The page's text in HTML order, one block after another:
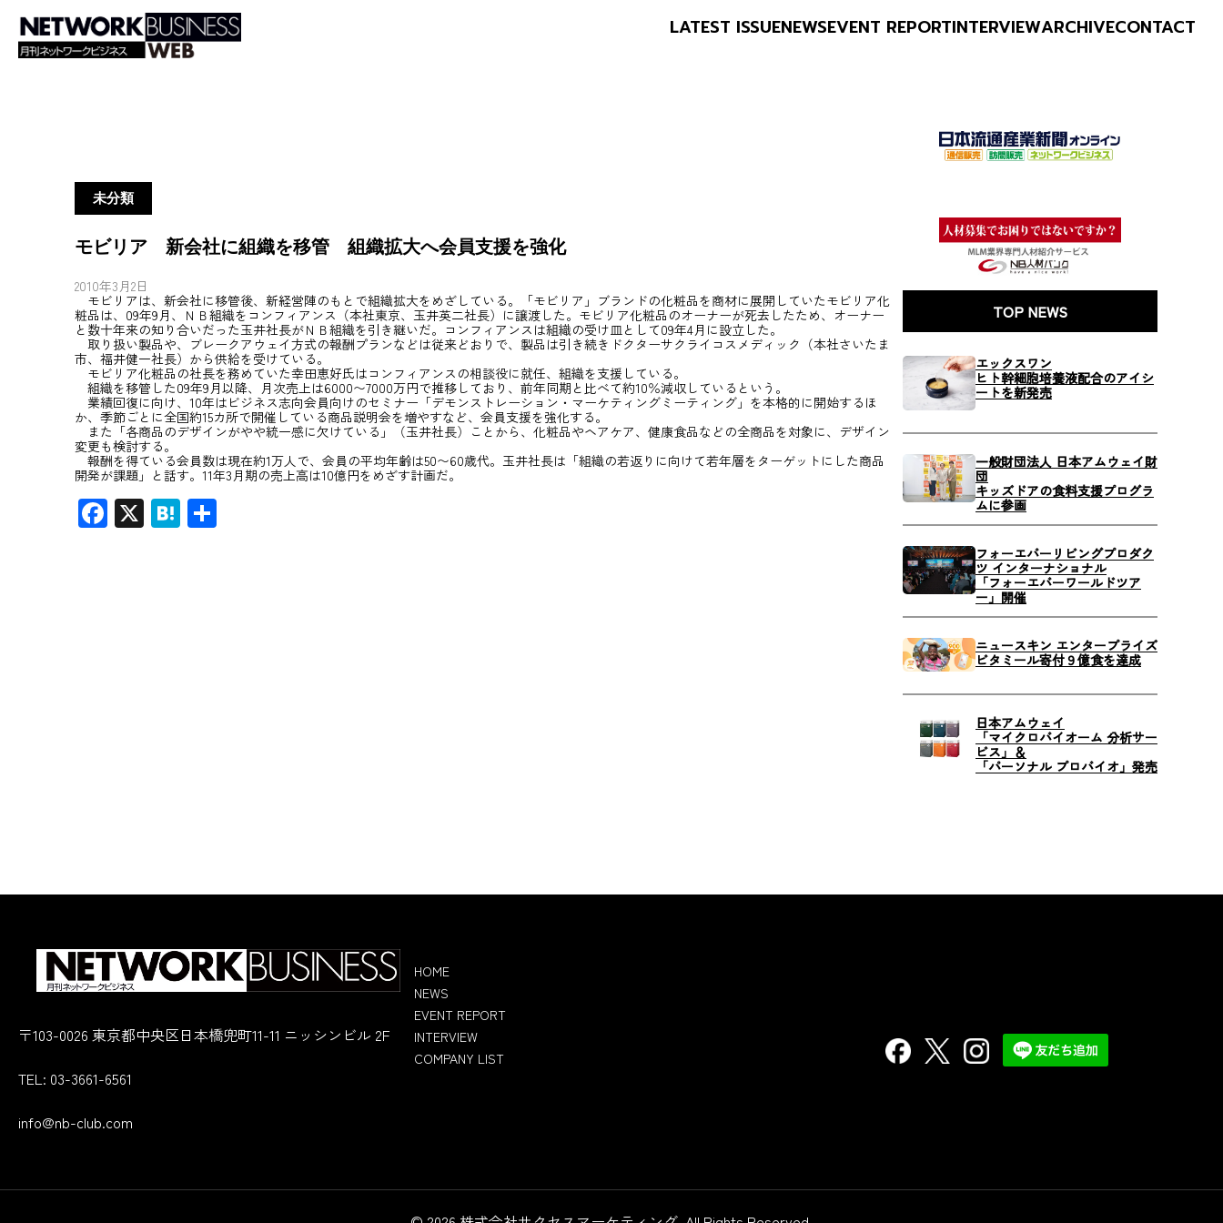
LATEST ISSUENEWSEVENT REPORTINTERVIEWARCHIVECONTACT
未分類
モビリア 新会社に組織を移管 組織拡大へ会員支援を強化
2010年3月2日
モビリアは、新会社に移管後、新経営陣のもとで組織拡大をめざしている。「モビリア」ブランドの化粧品を商材に展開していたモビリア化
粧品は、09年9月、ＮＢ組織をコンフィアンス（本社東京、玉井英二社長）に譲渡した。モビリア化粧品のオーナーが死去したため、オーナー
と数十年来の知り合いだった玉井社長がＮＢ組織を引き継いだ。コンフィアンスは組織の受け皿として09年4月に設立した。
取り扱い製品や、ブレークアウェイ方式の報酬プランなどは従来どおりで、製品は引き続きドクターサクライコスメディック（本社さいたま
市、福井健一社長）から供給を受けている。
モビリア化粧品の社長を務めていた幸田恵好氏はコンフィアンスの相談役に就任、組織を支援している。
組織を移管した09年9月以降、月次売上は6000〜7000万円で推移しており、前年同期と比べて約10％減収しているという。
業績回復に向け、10年はビジネス志向会員向けのセミナー「デモンストレーション・マーケティングミーティング」を本格的に開始するほ
か、季節ごとに全国約15カ所で開催している商品説明会を増やすなど、会員支援を強化する。
また「各商品のデザインがやや統一感に欠けている」（玉井社長）ことから、化粧品やヘアケア、健康食品などの全商品を対象に、デザイン
変更も検討する。
報酬を得ている会員数は現在約1万人で、会員の平均年齢は50〜60歳代。玉井社長は「組織の若返りに向けて若年層をターゲットにした商品
開発が課題」と話す。11年3月期の売上高は10億円をめざす計画だ。
F
ac
X H
at
TOP NEWS
エックスワン
ヒト幹細胞培養液配合のアイシ
ートを新発売
一般財団法人 日本アムウェイ財
団
キッズドアの食料支援プログラ
ムに参画
フォーエバーリビングプロダク
ツ インターナショナル
「フォーエバーワールドツア
ー」開催
ニュースキン エンタープライズ
ビタミール寄付９億食を達成
日本アムウェイ
「マイクロバイオーム 分析サー
ビス」＆
「パーソナル プロバイオ」発売
〒103-0026 東京都中央区日本橋兜町11-11 ニッシンビル 2F
TEL: 03-3661-6561
info@nb-club.com
HOME
NEWS
EVENT REPORT
INTERVIEW
COMPANY LIST
フォローする